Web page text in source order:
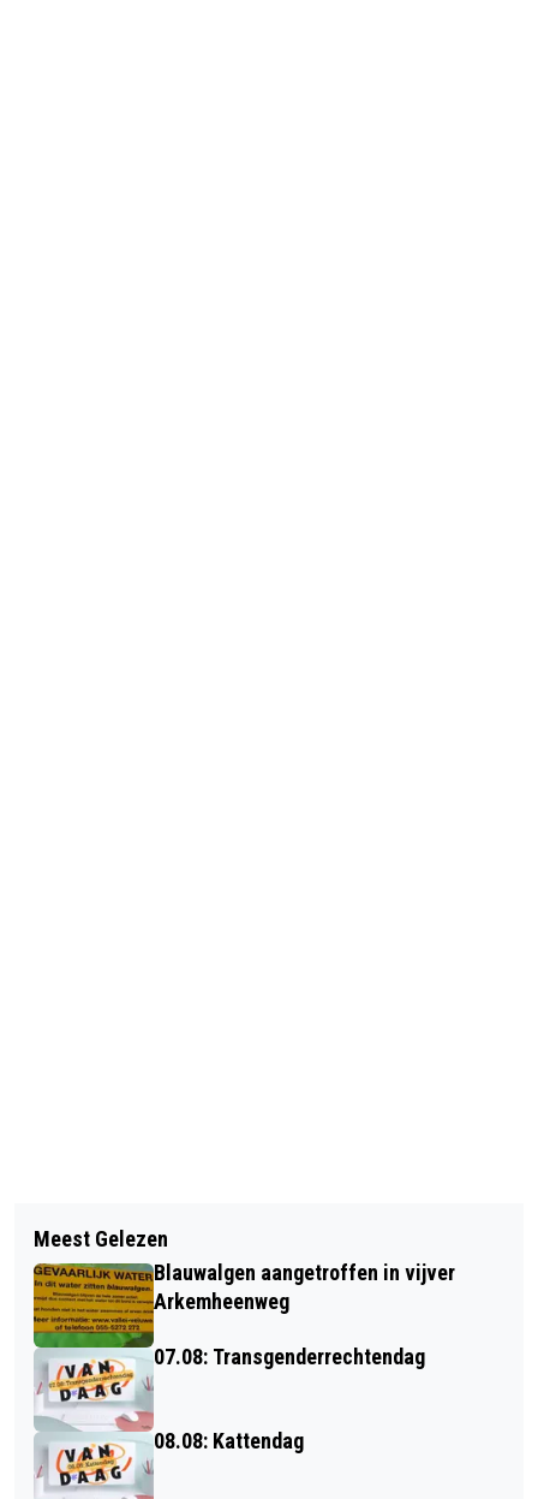
MENINDOOR NIJKERK IS ONTKETEND
ONDERZOEK NAAR DODE VROUW IN
VOLLE GANG
Meest Gelezen
Blauwalgen aangetroffen in vijver
Arkemheenweg
07.08: Transgenderrechtendag
08.08: Kattendag